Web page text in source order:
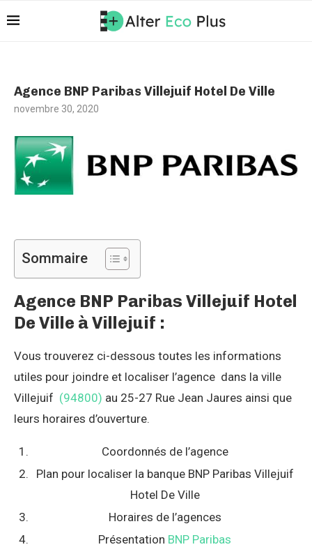
Agence BNP Paribas Villejuif Hotel De Ville
novembre 30, 2020
Sommaire
Agence BNP Paribas Villejuif Hotel
De Ville à Villejuif :
Vous trouverez ci-dessous toutes les informations
utiles pour joindre et localiser l’agence dans la ville
Villejuif (94800) au 25-27 Rue Jean Jaures ainsi que
leurs horaires d’ouverture.
Coordonnés de l’agence
Plan pour localiser la banque BNP Paribas Villejuif
Hotel De Ville
Horaires de l’agences
Présentation BNP Paribas